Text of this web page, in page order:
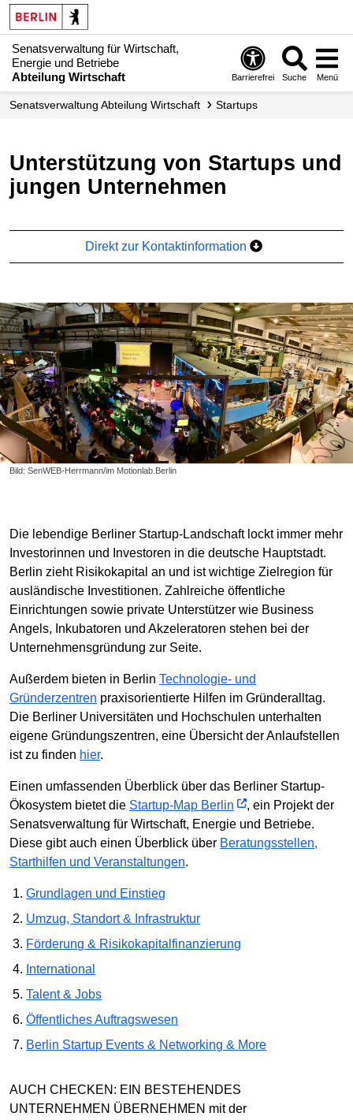
Senatsverwaltung für Wirtschaft,
Energie und Betriebe
Abteilung Wirtschaft
Barrierefrei Suche Menü
Senats­verwaltung Abteilung Wirtschaft Startups
Unterstützung von Startups und
jungen Unternehmen
Direkt zur Kontaktinformation
Bild: SenWEB-Herrmann/im Motionlab.Berlin
Die lebendige Berliner Startup-Landschaft lockt immer mehr
Investorinnen und Investoren in die deutsche Hauptstadt.
Berlin zieht Risikokapital an und ist wichtige Zielregion für
ausländische Investitionen. Zahlreiche öffentliche
Einrichtungen sowie private Unterstützer wie Business
Angels, Inkubatoren und Akzeleratoren stehen bei der
Unternehmensgründung zur Seite.
Außerdem bieten in Berlin Technologie- und
Gründerzentren praxisorientierte Hilfen im Gründeralltag.
Die Berliner Universitäten und Hochschulen unterhalten
eigene Gründungszentren, eine Übersicht der Anlaufstellen
ist zu finden hier.
Einen umfassenden Überblick über das Berliner Startup-
Ökosystem bietet die Startup-Map Berlin
, ein Projekt der
Senatsverwaltung für Wirtschaft, Energie und Betriebe.
Diese gibt auch einen Überblick über Beratungsstellen,
Starthilfen und Veranstaltungen.
Grundlagen und Einstieg
Umzug, Standort & Infrastruktur
Förderung & Risikokapitalfinanzierung
International
Talent & Jobs
Öffentliches Auftragswesen
Berlin Startup Events & Networking & More
AUCH CHECKEN: EIN BESTEHENDES
UNTERNEHMEN ÜBERNEHMEN mit der